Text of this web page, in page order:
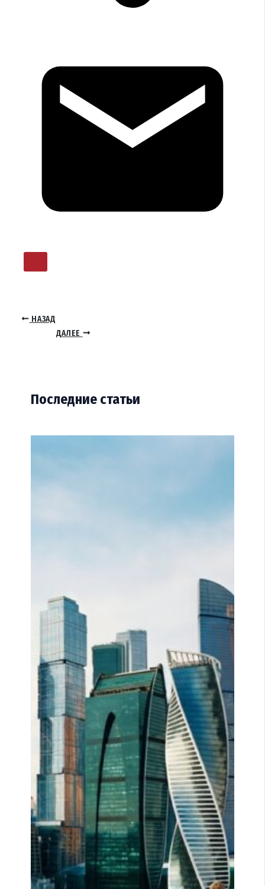
НАЗАД
ДАЛЕЕ
Последние статьи